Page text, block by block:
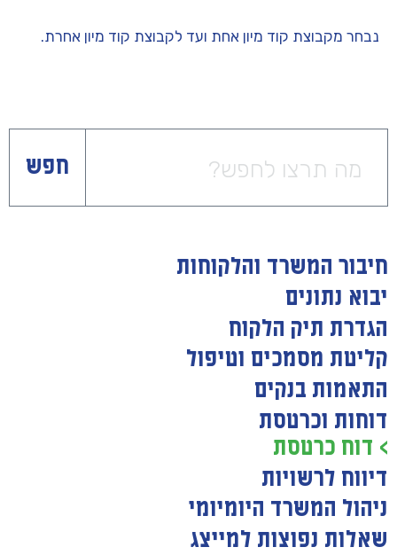
נבחר מקבוצת קוד מיון אחת ועד לקבוצת קוד מיון אחרת.
חפש
חיבור המשרד והלקוחות
יבוא נתונים
הגדרת תיק הלקוח
קליטת מסמכים וטיפול
התאמות בנקים
דוחות וכרטסת
> דוח כרטסת
דיווח לרשויות
ניהול המשרד היומיומי
שאלות נפוצות למייצג